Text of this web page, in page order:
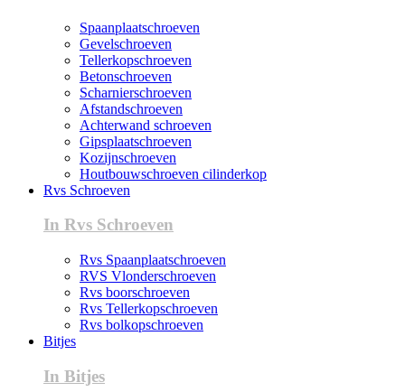
Spaanplaatschroeven
Gevelschroeven
Tellerkopschroeven
Betonschroeven
Scharnierschroeven
Afstandschroeven
Achterwand schroeven
Gipsplaatschroeven
Kozijnschroeven
Houtbouwschroeven cilinderkop
Rvs Schroeven
In Rvs Schroeven
Rvs Spaanplaatschroeven
RVS Vlonderschroeven
Rvs boorschroeven
Rvs Tellerkopschroeven
Rvs bolkopschroeven
Bitjes
In Bitjes